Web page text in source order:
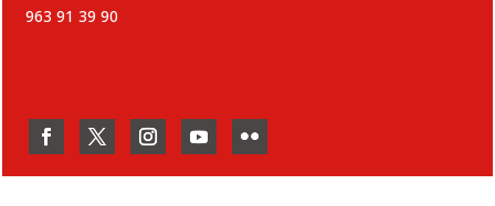
963 91 39 90